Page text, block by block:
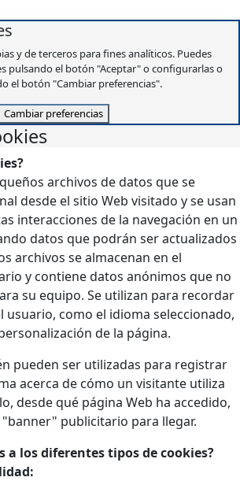
y de terceros para fines analíticos. Puedes
pulsando el botón "Aceptar" o configurarlas o
el botón "Cambiar preferencias".
Cambiar preferencias
archivos de datos que se
desde el sitio Web visitado y se usan
interacciones de la navegación en un
datos que podrán ser actualizados
archivos se almacenan en el
y contiene datos anónimos que no
su equipo. Se utilizan para recordar
usuario, como el idioma seleccionado,
de la página.
pueden ser utilizadas para registrar
acerca de cómo un visitante utiliza
desde qué página Web ha accedido,
publicitario para llegar.
a los diferentes tipos de cookies?